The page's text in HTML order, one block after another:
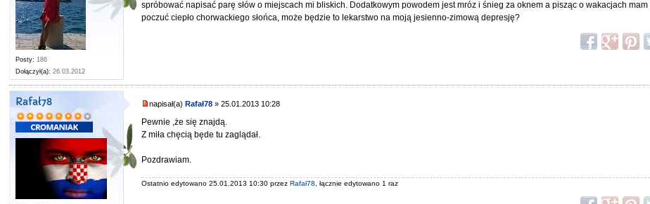
Posty: 186
Dołączył(a): 26.03.2012
spróbować napisać parę słów o miejscach mi bliskich. Dodatkowym powodem jest mróz i śnieg za oknem a pisząc o wakacjach
poczuć ciepło chorwackiego słońca, może będzie to lekarstwo na moją jesienno-zimową depresję?
Rafał78 napisał(a)Rafał78 » 25.01.2013 10:28
Pewnie ,że się znajdą.
Z miła chęcią będe tu zaglądał.
Pozdrawiam.
Ostatnio edytowano 25.01.2013 10:30 przezRafał78 , łącznie edytowano 1 raz